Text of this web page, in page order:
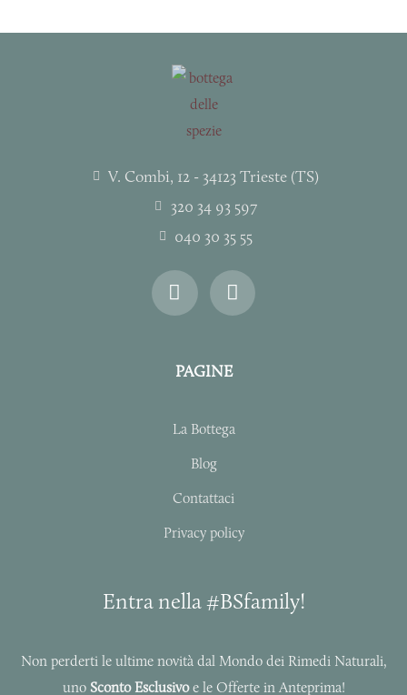
V. Combi, 12 - 34123 Trieste (TS)
320 34 93 597
040 30 35 55
I
n
s
a
g
a
F
a
c
b
o
k
PAGINE
La Bottega
Blog
Contattaci
Privacy policy
Entra nella #BSfamily!
Non perderti le ultime novità dal Mondo dei Rimedi Naturali,
uno Sconto Esclusivoe le Offerte in Anteprima!